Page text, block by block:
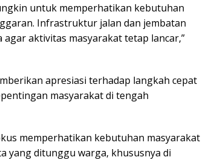
untuk memperhatikan kebutuhan
Infrastruktur jalan dan jembatan
aktivitas masyarakat tetap lancar,”
apresiasi terhadap langkah cepat
masyarakat di tengah
memperhatikan kebutuhan masyarakat
yang ditunggu warga, khususnya di